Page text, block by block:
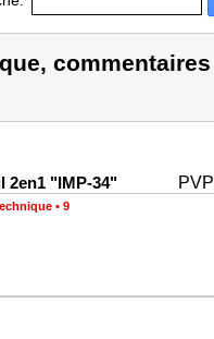
commentaires
2en1 "IMP-34" PVP
• 9